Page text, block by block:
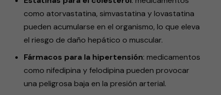
como atorvastatina, simvastatina y lovastatina
pueden acumularse en el organismo, lo que eleva
el riesgo de daño hepático o muscular.
Fármacos para la hipertensión: medicamentos
como nifedipina y felodipina pueden provocar
una peligrosa baja en la presión arterial.